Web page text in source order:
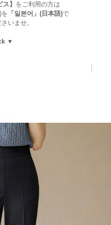
】 をご利用の方は
を 「일본어」(日本語)で
いませ。
▼